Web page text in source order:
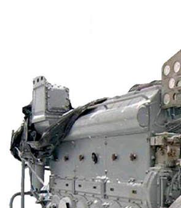
автоматика
арматура
гидравлических фильтров ФГС
элементы гидравлических фильтров
гидравлические ФГС в сборе